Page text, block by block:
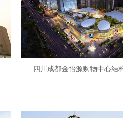
四川成都金怡源购物中心结